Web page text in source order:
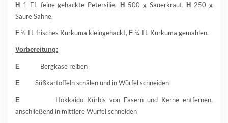
H 1 EL feine gehackte Petersilie, H 500 g Sauerkraut, H 250 g
Saure Sahne,
F ½ TL frisches Kurkuma kleingehackt, F ¼ TL Kurkuma gemahlen.
Vorbereitung:
E Bergkäse reiben
E Süßkartoffeln schälen und in Würfel schneiden
E Hokkaido Kürbis von Fasern und Kerne entfernen,
anschließend in mittlere Würfel schneiden